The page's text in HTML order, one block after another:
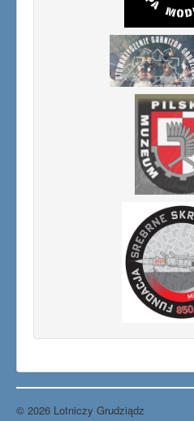
© 2026 Lotniczy Grudziądz